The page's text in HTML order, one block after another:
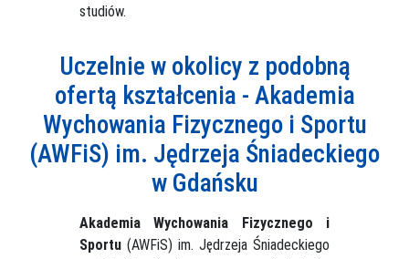
studiów.
Uczelnie w okolicy z podobną
ofertą kształcenia - Akademia
Wychowania Fizycznego i Sportu
(AWFiS) im. Jędrzeja Śniadeckiego
w Gdańsku
Akademia Wychowania Fizycznego i
Sportu (AWFiS) im. Jędrzeja Śniadeckiego